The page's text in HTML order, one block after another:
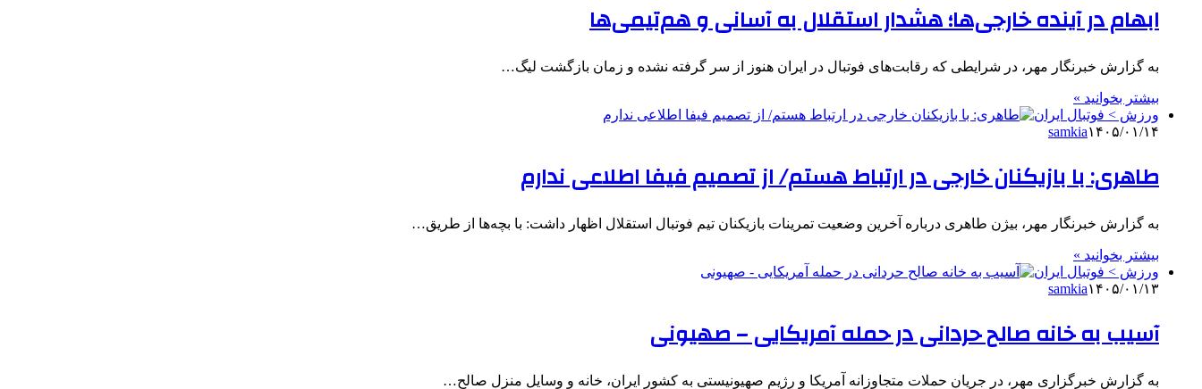
ابهام در آینده خارجی‌ها؛ هشدار استقلال به آسانی و هم‌تیمی‌ها
به گزارش خبرنگار مهر، در شرایطی که رقابت‌های فوتبال در ایران هنوز از سر گرفته نشده و زمان بازگشت لیگ…
بیشتر بخوانید »
ورزش > فوتبال ایران
samkia۱۴۰۵/۰۱/۱۴
طاهری: با بازیکنان خارجی در ارتباط هستم/ از تصمیم فیفا اطلاعی ندارم
به گزارش خبرنگار مهر، بیژن طاهری درباره آخرین وضعیت تمرینات بازیکنان تیم فوتبال استقلال اظهار داشت: با بچه‌ها از طریق…
بیشتر بخوانید »
ورزش > فوتبال ایران
samkia۱۴۰۵/۰۱/۱۳
آسیب به خانه صالح حردانی در حمله آمریکایی – صهیونی
به گزارش خبرگزاری مهر، در جریان حملات متجاوزانه آمریکا و رژیم صهیونیستی به کشور ایران، خانه و وسایل منزل صالح…